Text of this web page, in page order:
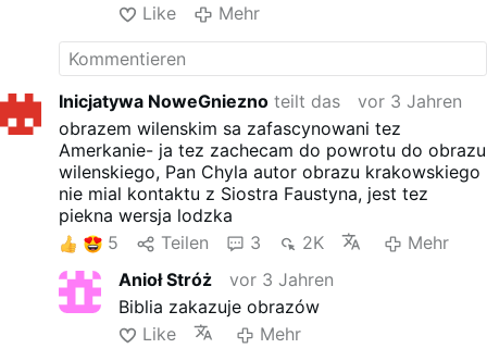
Like
Mehr
Inicjatywa NoweGniezno teilt das
vor 3 Jahren
obrazem wilenskim sa zafascynowani tez
Amerkanie- ja tez zachecam do powrotu do obrazu
wilenskiego, Pan Chyla autor obrazu krakowskiego
nie mial kontaktu z Siostra Faustyna, jest tez
piekna wersja lodzka
5
Teilen 3 2K
Mehr
Anioł Stróż
vor 3 Jahren
Biblia zakazuje obrazów
Like
Mehr